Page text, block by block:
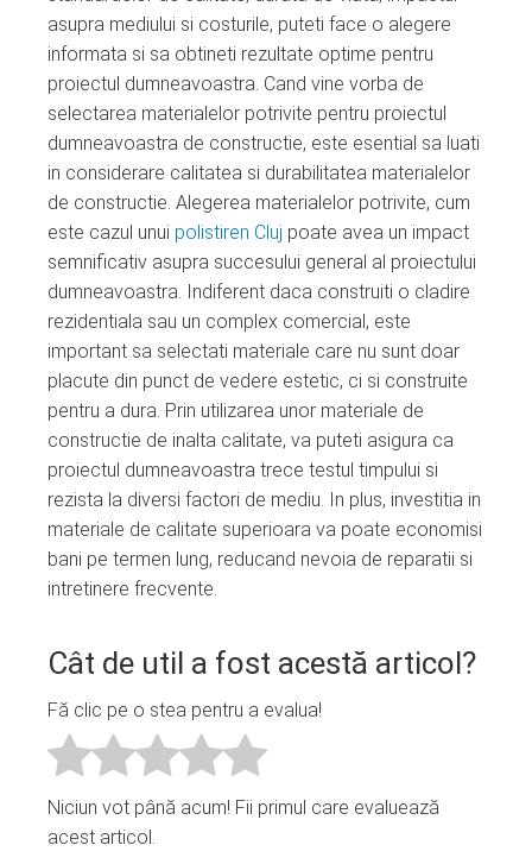
asupra mediului si costurile, puteti face o alegere
informata si sa obtineti rezultate optime pentru
proiectul dumneavoastra. Cand vine vorba de
selectarea materialelor potrivite pentru proiectul
dumneavoastra de constructie, este esential sa luati
in considerare calitatea si durabilitatea materialelor
de constructie. Alegerea materialelor potrivite, cum
este cazul unui polistiren Cluj poate avea un impact
semnificativ asupra succesului general al proiectului
dumneavoastra. Indiferent daca construiti o cladire
rezidentiala sau un complex comercial, este
important sa selectati materiale care nu sunt doar
placute din punct de vedere estetic, ci si construite
pentru a dura. Prin utilizarea unor materiale de
constructie de inalta calitate, va puteti asigura ca
proiectul dumneavoastra trece testul timpului si
rezista la diversi factori de mediu. In plus, investitia in
materiale de calitate superioara va poate economisi
bani pe termen lung, reducand nevoia de reparatii si
intretinere frecvente.
Cât de util a fost acestă articol?
Fă clic pe o stea pentru a evalua!
Niciun vot până acum! Fii primul care evaluează
acest articol.